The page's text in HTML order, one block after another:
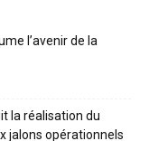
l’avenir de la
la réalisation du
jalons opérationnels